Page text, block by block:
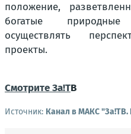
положение,
богатые
осуществлять
проекты.
Смотрите За!ТВ
Источник: Канал в МАКС "Зa!ТВ.